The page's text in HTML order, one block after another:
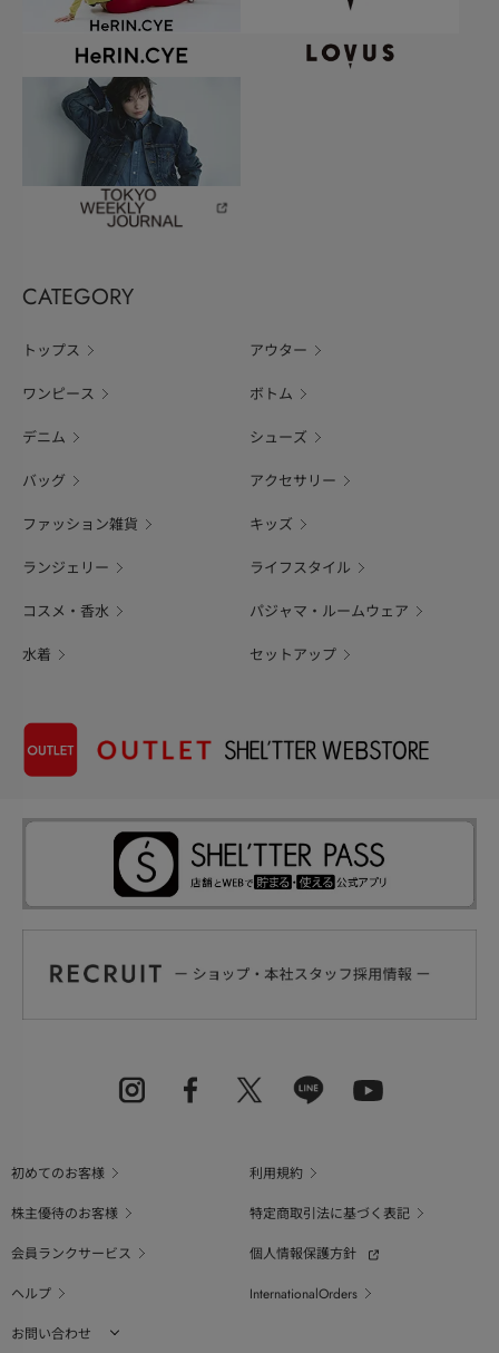
CATEGORY
トップス アウター
ワンピース ボトム
デニム シューズ
バッグ アクセサリー
ファッション雑貨 キッズ
ランジェリー ライフスタイル
コスメ・香水 パジャマ・ルームウェア
水着 セットアップ
初めてのお客様
利用規約
株主優待のお客様
特定商取引法に基づく表記
会員ランクサービス
個人情報保護方針
ヘルプ
InternationalOrders
お問い合わせ